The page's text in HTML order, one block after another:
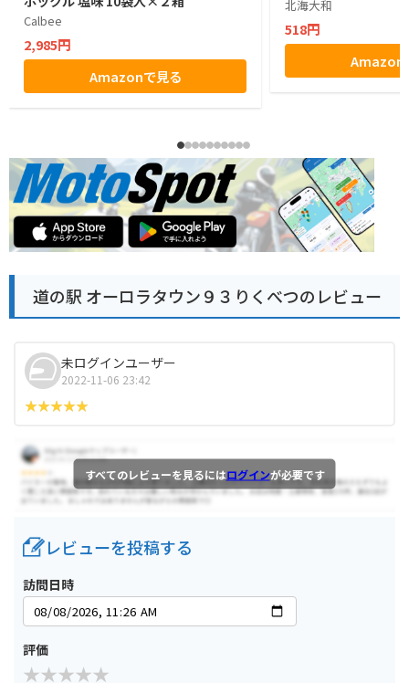
Calbee
2,985円
Amazonで見る
北海大和
518円
Amazon
道の駅 オーロラタウン９３りくべつのレビュー
未ログインユーザー
2022-11-06 23:42
すべてのレビューを見るにはログインが必要です
レビューを投稿する
訪問日時
評価